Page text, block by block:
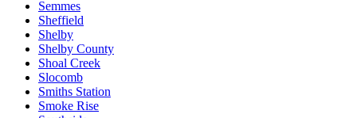
Semmes
Sheffield
Shelby
Shelby County
Shoal Creek
Slocomb
Smiths Station
Smoke Rise